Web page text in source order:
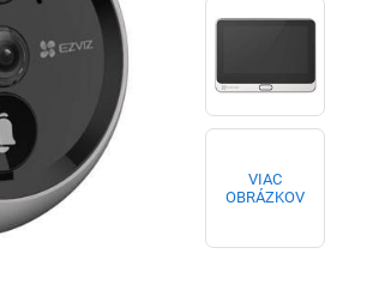
VIAC
OBRÁZKOV